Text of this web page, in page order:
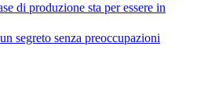
di produzione sta per essere in
segreto senza preoccupazioni